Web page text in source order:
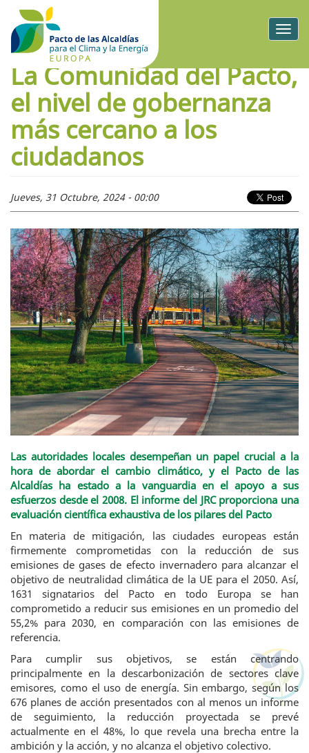
La Comunidad del Pacto,
el nivel de gobernanza
más cercano a los
ciudadanos
Jueves, 31 Octubre, 2024 - 00:00
Las autoridades locales desempeñan un papel crucial a la
hora de abordar el cambio climático, y el Pacto de las
Alcaldías ha estado a la vanguardia en el apoyo a sus
esfuerzos desde el 2008. El informe del JRC proporciona una
evaluación científica exhaustiva de los pilares del Pacto
En materia de mitigación, las ciudades europeas están
firmemente comprometidas con la reducción de sus
emisiones de gases de efecto invernadero para alcanzar el
objetivo de neutralidad climática de la UE para el 2050. Así,
1631 signatarios del Pacto en todo Europa se han
comprometido a reducir sus emisiones en un promedio del
55,2% para 2030, en comparación con las emisiones de
referencia.
Para cumplir sus objetivos, se están centrando
principalmente en la descarbonización de sectores clave
emisores, como el uso de energía. Sin embargo, según los
676 planes de acción presentados con al menos un informe
de seguimiento, la reducción proyectada se prevé
actualmente en el 48%, lo que revela una brecha entre la
ambición y la acción, y no alcanza el objetivo colectivo.